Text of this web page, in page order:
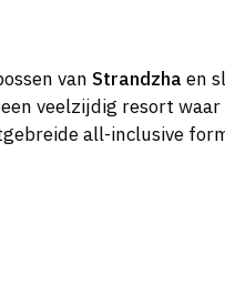
van Strandzha en
veelzijdig resort
all-inclusive